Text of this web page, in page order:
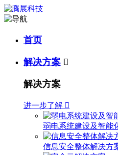
首页
解决方案 
解决方案
进一步了解 
弱电系统建设及智能
信息安全整体解决方